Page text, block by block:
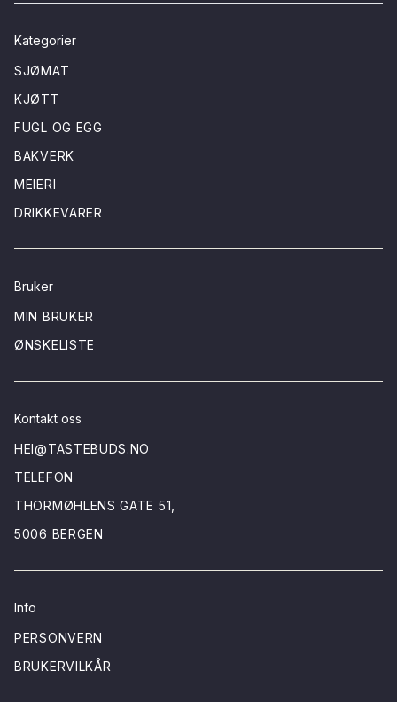
Kategorier
SJØMAT
KJØTT
FUGL OG EGG
BAKVERK
MEIERI
DRIKKEVARER
Bruker
MIN BRUKER
ØNSKELISTE
Kontakt oss
HEI@TASTEBUDS.NO
TELEFON
THORMØHLENS GATE 51,
5006 BERGEN
Info
PERSONVERN
BRUKERVILKÅR